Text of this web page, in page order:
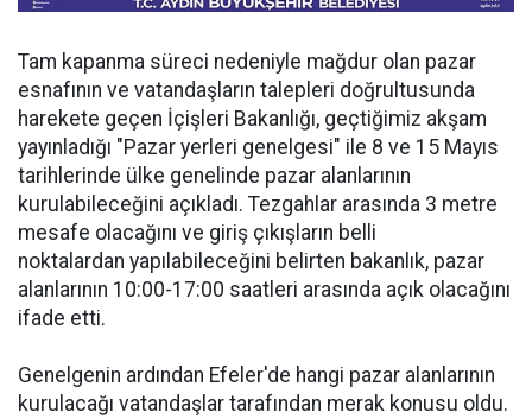
Tam kapanma süreci nedeniyle mağdur olan pazar
esnafının ve vatandaşların talepleri doğrultusunda
harekete geçen İçişleri Bakanlığı, geçtiğimiz akşam
yayınladığı "Pazar yerleri genelgesi" ile 8 ve 15 Mayıs
tarihlerinde ülke genelinde pazar alanlarının
kurulabileceğini açıkladı. Tezgahlar arasında 3 metre
mesafe olacağını ve giriş çıkışların belli
noktalardan yapılabileceğini belirten bakanlık, pazar
alanlarının 10:00-17:00 saatleri arasında açık olacağını
ifade etti.
Genelgenin ardından Efeler'de hangi pazar alanlarının
kurulacağı vatandaşlar tarafından merak konusu oldu.